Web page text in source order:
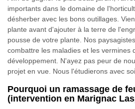
importants dans le domaine de
désherber avec les bons outillages.
plante avant d'ajouter à la terre de
pousse de votre plante. Nos
combattre les maladies et les vermines
développement. N'ayez pas peur de
projet en vue. Nous l'étudierons avec
Pourquoi un ramassage de
(intervention en Marignac